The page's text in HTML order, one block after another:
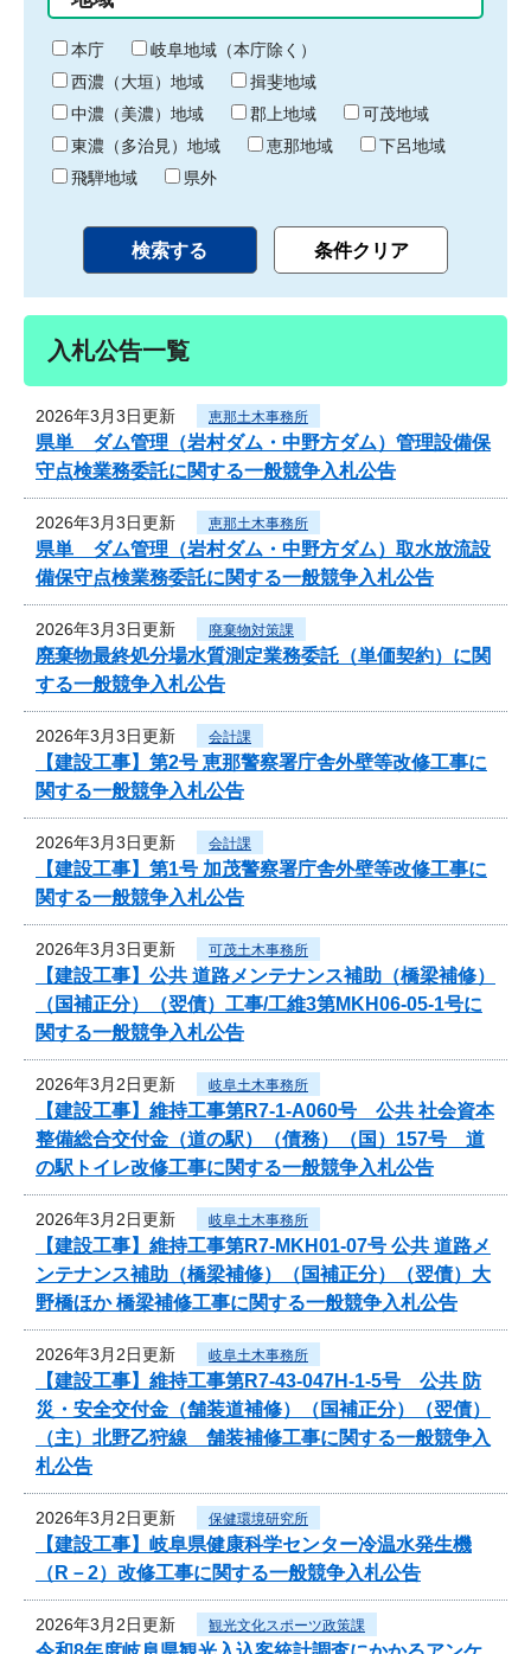
り
終
わ
り
本庁
岐阜地域（本庁除く）
西濃（大垣）地域
揖斐地域
中濃（美濃）地域
郡上地域
可茂地域
東濃（多治見）地域
恵那地域
下呂地域
飛騨地域
県外
入札公告一覧
2026年3月3日更新 恵那土木事務所
県単 ダム管理（岩村ダム・中野方ダム）管理設備保
守点検業務委託に関する一般競争入札公告
2026年3月3日更新 恵那土木事務所
県単 ダム管理（岩村ダム・中野方ダム）取水放流設
備保守点検業務委託に関する一般競争入札公告
2026年3月3日更新 廃棄物対策課
廃棄物最終処分場水質測定業務委託（単価契約）に関
する一般競争入札公告
2026年3月3日更新 会計課
【建設工事】第2号 恵那警察署庁舎外壁等改修工事に
関する一般競争入札公告
2026年3月3日更新 会計課
【建設工事】第1号 加茂警察署庁舎外壁等改修工事に
関する一般競争入札公告
2026年3月3日更新 可茂土木事務所
【建設工事】公共 道路メンテナンス補助（橋梁補修）
（国補正分）（翌債）工事/工維3第MKH06-05-1号に
関する一般競争入札公告
2026年3月2日更新 岐阜土木事務所
【建設工事】維持工事第R7-1-A060号 公共 社会資本
整備総合交付金（道の駅）（債務）（国）157号 道
の駅トイレ改修工事に関する一般競争入札公告
2026年3月2日更新 岐阜土木事務所
【建設工事】維持工事第R7-MKH01-07号 公共 道路メ
ンテナンス補助（橋梁補修）（国補正分）（翌債）大
野橋ほか 橋梁補修工事に関する一般競争入札公告
2026年3月2日更新 岐阜土木事務所
【建設工事】維持工事第R7-43-047H-1-5号 公共 防
災・安全交付金（舗装道補修）（国補正分）（翌債）
（主）北野乙狩線 舗装補修工事に関する一般競争入
札公告
2026年3月2日更新 保健環境研究所
【建設工事】岐阜県健康科学センター冷温水発生機
（R－2）改修工事に関する一般競争入札公告
2026年3月2日更新 観光文化スポーツ政策課